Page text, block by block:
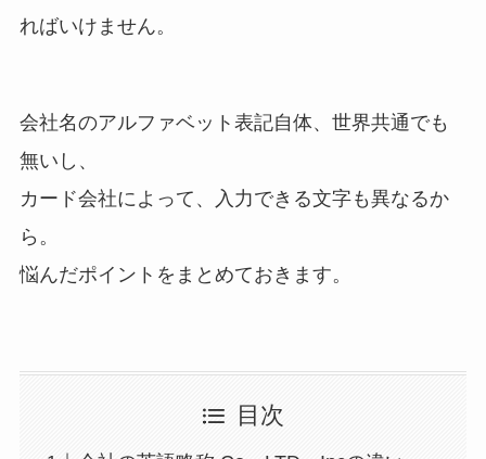
ればいけません。
会社名のアルファベット表記自体、世界共通でも
無いし、
カード会社によって、入力できる文字も異なるか
ら。
悩んだポイントをまとめておきます。
目次